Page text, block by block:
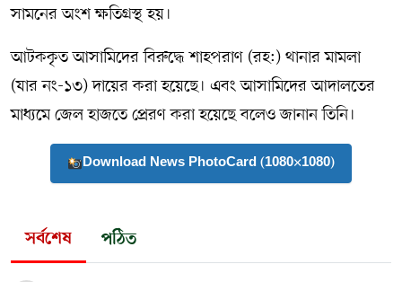
সামনের অংশ ক্ষতিগ্রস্থ হয়।
আটককৃত আসামিদের বিরুদ্ধে শাহপরাণ (রহ:) থানার মামলা
(যার নং-১৩) দায়ের করা হয়েছে। এবং আসামিদের আদালতের
মাধ্যমে জেল হাজতে প্রেরণ করা হয়েছে বলেও জানান তিনি।
Download News PhotoCard (1080×1080)
সর্বশেষ পঠিত